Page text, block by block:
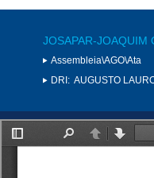
JOSAPAR-JOAQUIM
Assembleia\AGO\Ata
DRI: AUGUSTO